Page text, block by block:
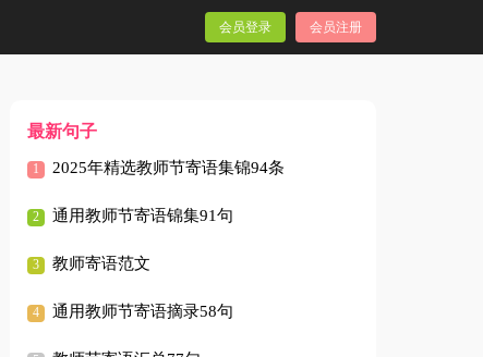
会员登录 会员注册
最新句子
2025年精选教师节寄语集锦94条
通用教师节寄语锦集91句
教师寄语范文
通用教师节寄语摘录58句